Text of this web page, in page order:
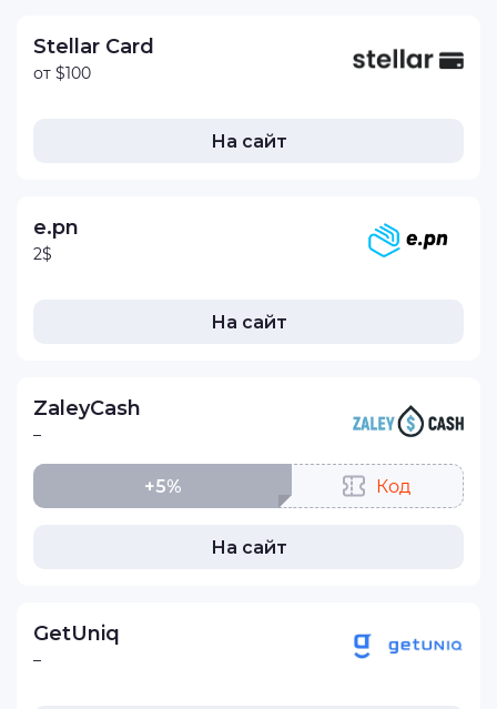
Stellar Card
от $100
На сайт
e.pn
2$
На сайт
ZaleyCash
–
+5% Код
На сайт
GetUniq
–